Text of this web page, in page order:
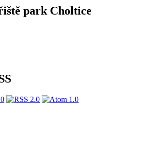
park Choltice